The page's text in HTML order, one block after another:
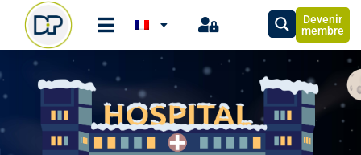
Devenir
membre